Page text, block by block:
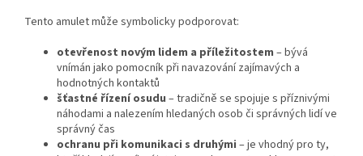
Tento amulet může symbolicky podporovat:
otevřenost novým lidem a příležitostem – bývá
vnímán jako pomocník při navazování zajímavých a
hodnotných kontaktů
šťastné řízení osudu – tradičně se spojuje s příznivými
náhodami a nalezením hledaných osob či správných lidí ve
správný čas
ochranu při komunikaci s druhými – je vhodný pro ty,